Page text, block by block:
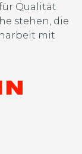
Qualität
stehen, die
mit